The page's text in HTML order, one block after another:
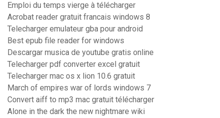
Emploi du temps vierge à télécharger
Acrobat reader gratuit francais windows 8
Telecharger emulateur gba pour android
Best epub file reader for windows
Descargar musica de youtube gratis online
Telecharger pdf converter excel gratuit
Telecharger mac os x lion 10.6 gratuit
March of empires war of lords windows 7
Convert aiff to mp3 mac gratuit télécharger
Alone in the dark the new nightmare wiki